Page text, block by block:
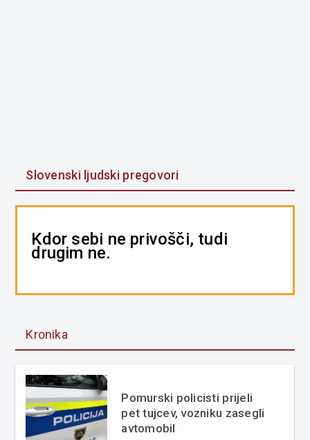
Slovenski ljudski pregovori
Kdor sebi ne privošči, tudi
drugim ne.
Kronika
Pomurski policisti prijeli
pet tujcev, vozniku zasegli
avtomobil